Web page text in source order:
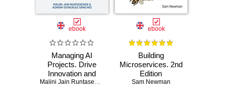
ebook
Managing AI
Projects. Drive
Innovation and
Successfully Malini Jain Runtasewee Adrián González Sánchez
ebook
Building
Microservices. 2nd
Edition
Sam Newman